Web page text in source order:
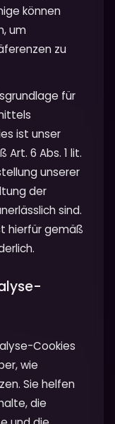
können
um
zu
für
ist unser
6 Abs. 1 lit.
unserer
der
sind.
hierfür gemäß
Cookies
wie
Sie helfen
die